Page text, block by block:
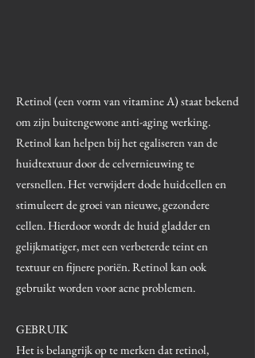
Retinol (een vorm van vitamine A) staat bekend
om zijn buitengewone anti-aging werking.
Retinol kan helpen bij het egaliseren van de
huidtextuur door de celvernieuwing te
versnellen. Het verwijdert dode huidcellen en
stimuleert de groei van nieuwe, gezondere
cellen. Hierdoor wordt de huid gladder en
gelijkmatiger, met een verbeterde teint en
textuur en fijnere poriën. Retinol kan ook
gebruikt worden voor acne problemen.
GEBRUIK
Het is belangrijk op te merken dat retinol,